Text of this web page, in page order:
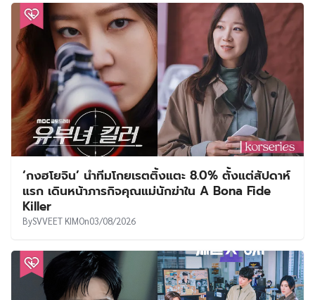
‘กงฮโยจิน’ นำทีมโกยเรตติ้งแตะ 8.0% ตั้งแต่สัปดาห์
แรก เดินหน้าภารกิจคุณแม่นักฆ่าใน A Bona Fide
Killer
BySVVEET KIMOn03/08/2026